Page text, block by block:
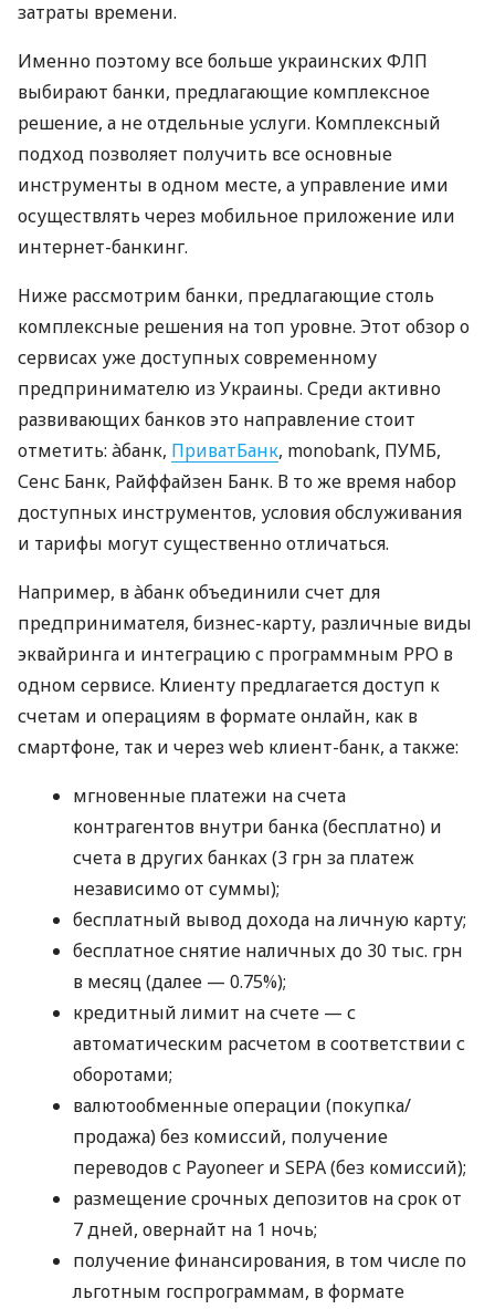
затраты времени.
Именно поэтому все больше украинских ФЛП
выбирают банки, предлагающие комплексное
решение, а не отдельные услуги. Комплексный
подход позволяет получить все основные
инструменты в одном месте, а управление ими
осуществлять через мобильное приложение или
интернет-банкинг.
Ниже рассмотрим банки, предлагающие столь
комплексные решения на топ уровне. Этот обзор о
сервисах уже доступных современному
предпринимателю из Украины. Среди активно
развивающих банков это направление стоит
отметить: àбанк, ПриватБанк, monobank, ПУМБ,
Сенс Банк, Райффайзен Банк. В то же время набор
доступных инструментов, условия обслуживания
и тарифы могут существенно отличаться.
Например, в àбанк объединили счет для
предпринимателя, бизнес-карту, различные виды
эквайринга и интеграцию с программным РРО в
одном сервисе. Клиенту предлагается доступ к
счетам и операциям в формате онлайн, как в
смартфоне, так и через web клиент-банк, а также:
мгновенные платежи на счета
контрагентов внутри банка (бесплатно) и
счета в других банках (3 грн за платеж
независимо от суммы);
бесплатный вывод дохода на личную карту;
бесплатное снятие наличных до 30 тыс. грн
в месяц (далее — 0.75%);
кредитный лимит на счете — с
автоматическим расчетом в соответствии с
оборотами;
валютообменные операции (покупка/
продажа) без комиссий, получение
переводов с Payoneer и SEPA (без комиссий);
размещение срочных депозитов на срок от
7 дней, овернайт на 1 ночь;
получение финансирования, в том числе по
льготным госпрограммам, в формате